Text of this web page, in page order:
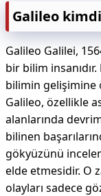
Galileo
Galileo Galilei,
bir bilim insanıdır.
bilimin gelişimine
Galileo, özellikle
alanlarında
bilinen
gökyüzünü
elde etmesidir. O
olayları sadece